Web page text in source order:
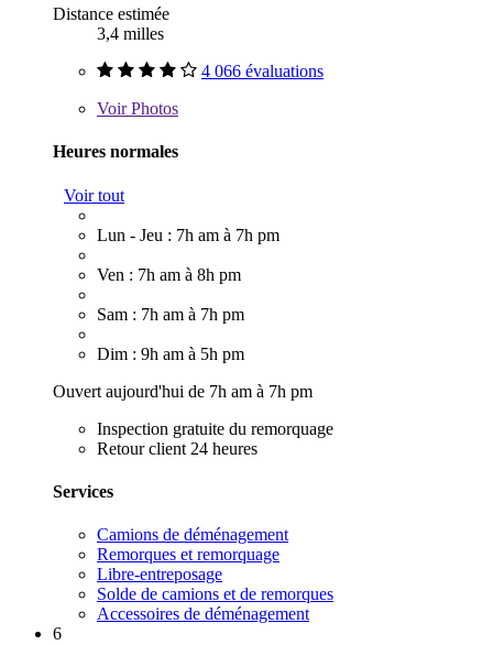
Distance estimée
3,4 milles
4 066 évaluations
VoirPhotos
Heures normales
Voir tout
Lun - Jeu : 7h am à 7h pm
Ven : 7h am à 8h pm
Sam : 7h am à 7h pm
Dim : 9h am à 5h pm
Ouvert aujourd'hui de 7h am à 7h pm
Inspection gratuite du remorquage
Retour client 24 heures
Services
Camions de déménagement
Remorques et remorquage
Libre-entreposage
Solde de camions et de remorques
Accessoires de déménagement
6